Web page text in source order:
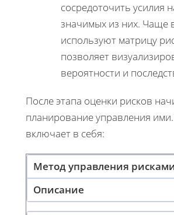
сосредоточить усилия
значимых из них. Чаще
используют матрицу
позволяет
вероятности и
После этапа оценки рисков
планирование управления
включает в себя:
Метод управления
Описание